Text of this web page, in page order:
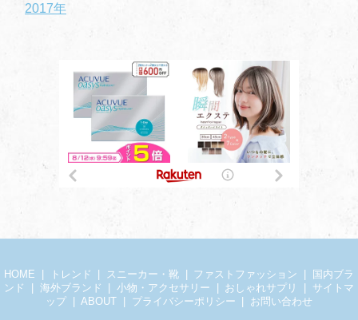
2017年
HOME トレンド スニーカー・靴 ファストファッション
国内ブラ
ンド
海外ブランド 小物・アクセサリー おしゃれサプリ
サイトマ
ップ
ABOUT プライバシーポリシー
お問い合わせ